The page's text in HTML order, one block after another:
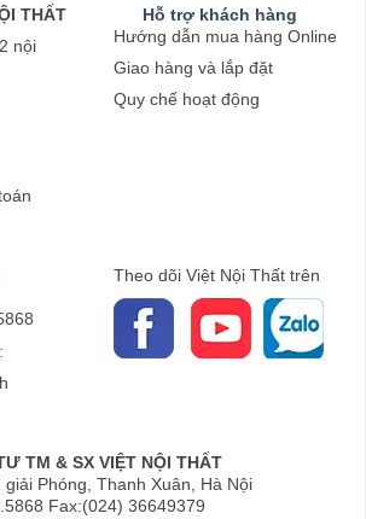
THẤT
nội
Hỗ trợ khách hàng
Hướng dẫn mua hàng Online
Giao hàng và lắp đặt
Quy chế hoạt động
Theo dõi Việt Nội Thất trên
TM & SX VIỆT NỘI THẤT
Phóng, Thanh Xuân, Hà Nội
Fax:(024) 36649379